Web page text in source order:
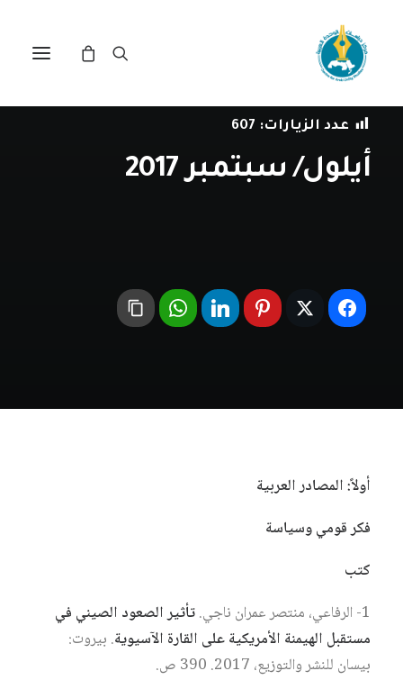
فيببليوغرافيا
عدد الزيارات: 607
أيلول/ سبتمبر 2017
أولاً: المصادر العربية
فكر قومي وسياسة
كتب
1- الرفاعي، منتصر عمران ناجي.
تأثير الصعود الصيني في
مستقبل الهيمنة الأمريكية على القارة الآسيوية. بيروت:
بيسان للنشر والتوزيع، 2017. 390 ص.